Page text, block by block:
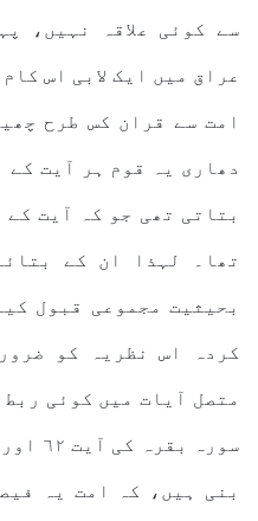
سے کوئی علاقہ نہیں،
عراق میں ایک لابی اس
امت سے قران کس طرح
دھاری یہ قوم ہر آیت کے
بتاتی تھی جو کہ آیت
تھا۔ لہذا ان کے
بحیثیت مجموعی قبول
کردہ اس نظریہ کو
متصل آیات میں کوئی
بنی ہیں، کہ امت یہ